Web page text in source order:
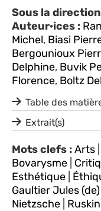
Sous la
Auteur·ices :
Michel, Biasi
Bergounioux
Delphine, Buvik
Florence, Boltz
Table des
Extrait(s)
Mots clefs :Arts
Bovarysme
Esthétique
Gaultier Jules (de)
Nietzsche